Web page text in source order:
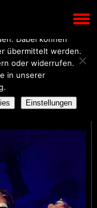
um den Betrieb
Einwilligung werden
Dabei können
übermittelt werden.
oder widerrufen.
in unserer
Einstellungen